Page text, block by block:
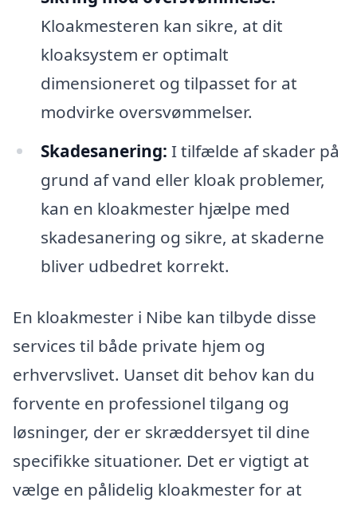
Kloakmesteren kan sikre, at dit
kloaksystem er optimalt
dimensioneret og tilpasset for at
modvirke oversvømmelser.
Skadesanering: I tilfælde af skader på
grund af vand eller kloak problemer,
kan en kloakmester hjælpe med
skadesanering og sikre, at skaderne
bliver udbedret korrekt.
En kloakmester i Nibe kan tilbyde disse
services til både private hjem og
erhvervslivet. Uanset dit behov kan du
forvente en professionel tilgang og
løsninger, der er skræddersyet til dine
specifikke situationer. Det er vigtigt at
vælge en pålidelig kloakmester for at